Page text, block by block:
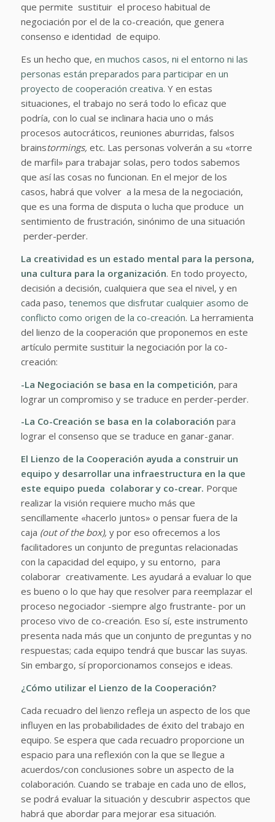
que permite sustituir el proceso habitual de
negociación por el de la co-creación, que genera
consenso e identidad de equipo.
Es un hecho que, en muchos casos, ni el entorno ni las
personas están preparados para participar en un
proyecto de cooperación creativa. Y en estas
situaciones, el trabajo no será todo lo eficaz que
podría, con lo cual se inclinara hacia uno o más
procesos autocráticos, reuniones aburridas, falsos
brainstormings, etc. Las personas volverán a su «torre
de marfil» para trabajar solas, pero todos sabemos
que así las cosas no funcionan. En el mejor de los
casos, habrá que volver a la mesa de la negociación,
que es una forma de disputa o lucha que produce un
sentimiento de frustración, sinónimo de una situación
perder-perder.
La creatividad es un estado mental para la persona,
una cultura para la organización. En todo proyecto,
decisión a decisión, cualquiera que sea el nivel, y en
cada paso, tenemos que disfrutar cualquier asomo de
conflicto como origen de la co-creación. La herramienta
del lienzo de la cooperación que proponemos en este
artículo permite sustituir la negociación por la co-
creación:
-La Negociación se basa en la competición, para
lograr un compromiso y se traduce en perder-perder.
-La Co-Creación se basa en la colaboración para
lograr el consenso que se traduce en ganar-ganar.
El Lienzo de la Cooperación ayuda a construir un
equipo y desarrollar una infraestructura en la que
este equipo pueda colaborar y co-crear. Porque
realizar la visión requiere mucho más que
sencillamente «hacerlo juntos» o pensar fuera de la
caja (out of the box), y por eso ofrecemos a los
facilitadores un conjunto de preguntas relacionadas
con la capacidad del equipo, y su entorno, para
colaborar creativamente. Les ayudará a evaluar lo que
es bueno o lo que hay que resolver para reemplazar el
proceso negociador -siempre algo frustrante- por un
proceso vivo de co-creación. Eso sí, este instru­mento
presenta nada más que un conjunto de preguntas y no
respuestas; cada equipo tendrá que buscar las suyas.
Sin embargo, sí propor­cionamos consejos e ideas.
¿Cómo utilizar el Lienzo de la Cooperación?
Cada recuadro del lienzo refleja un aspecto de los que
influyen en las probabilidades de éxito del trabajo en
equipo. Se espera que cada recuadro proporcione un
espacio para una reflexión con la que se llegue a
acuerdos/con­ conclusiones sobre un aspecto de la
colaboración. Cuando se trabaje en cada uno de ellos,
se po­drá evaluar la situación y descubrir aspectos que
habrá que abordar para mejorar esa situación.